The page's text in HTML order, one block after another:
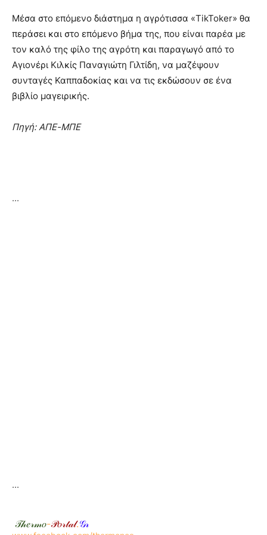
Μέσα στο επόμενο διάστημα η αγρότισσα «TikToker» θα
περάσει και στο επόμενο βήμα της, που είναι παρέα με
τον καλό της φίλο της αγρότη και παραγωγό από το
Αγιονέρι Κιλκίς Παναγιώτη Γιλτίδη, να μαζέψουν
συνταγές Καππαδοκίας και να τις εκδώσουν σε ένα
βιβλίο μαγειρικής.
Πηγή: ΑΠΕ-ΜΠΕ
...
...
𝒯𝒽𝑒𝓇𝓂𝑜-𝒫𝑜𝓇𝓉𝒶𝓁.𝒢𝓇